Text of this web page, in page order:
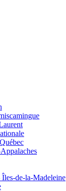
Îles-de-la-Madeleine